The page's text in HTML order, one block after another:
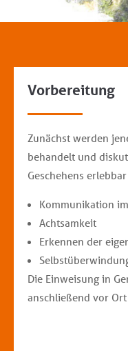
Vorbereitung
Zunächst werden
behandelt und
Geschehens
Kommunikation
Achtsamkeit
Erkennen der
Die Einweisung in
anschließend vor